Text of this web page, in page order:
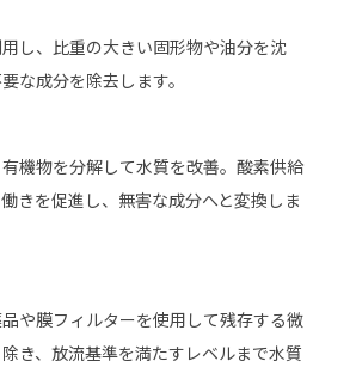
し、比重の大きい固形物や油分を沈
な成分を除去します。
機物を分解して水質を改善。酸素供給
きを促進し、無害な成分へと変換しま
や膜フィルターを使用して残存する微
き、放流基準を満たすレベルまで水質